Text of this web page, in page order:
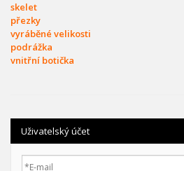
skelet
přezky
vyráběné velikosti
podrážka
vnitřní botička
Uživatelský účet